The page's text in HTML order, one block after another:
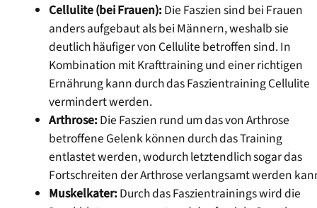
Cellulite (bei Frauen):Die Faszien sind bei Frauen
anders aufgebaut als bei Männern, weshalb sie
deutlich häufiger von Cellulite betroffen sind. In
Kombination mit Krafttraining und einer richtigen
Ernährung kann durch das Faszientraining Cellulite
vermindert werden.
Arthrose:Die Faszien rund um das von Arthrose
betroffene Gelenk können durch das Training
entlastet werden, wodurch letztendlich sogar das
Fortschreiten der Arthrose verlangsamt werden
Muskelkater:Durch das Faszientrainings wird die